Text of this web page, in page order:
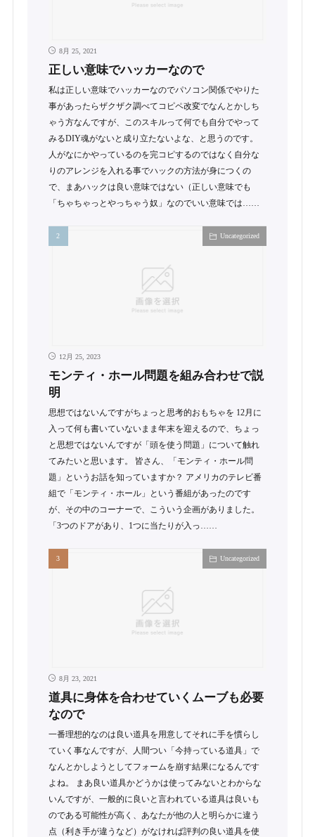
8月 25, 2021
正しい意味でハッカーなので
私は正しい意味でハッカーなのでパソコン関係でやりた
事があったらザクザク調べてコピペ改変でなんとかしち
ゃう方なんですが、このスキルって何でも自分でやって
みるDIY魂がないと成り立たないよな、と思うのです。
人がなにかやっているのを完コピするのではなく自分な
りのアレンジを入れる事でハックの方法が身につくの
で、まあハックは良い意味ではない（正しい意味でも
「ちゃちゃっとやっちゃう奴」なのでいい意味では……
Uncategorized
12月 25, 2023
モンティ・ホール問題を組み合わせで説
明
思想ではないんですがちょっと思考的おもちゃを 12月に
入って何も書いていないまま年末を迎えるので、ちょっ
と思想ではないんですが「頭を使う問題」について触れ
てみたいと思います。 皆さん、「モンティ・ホール問
題」というお話を知っていますか？ アメリカのテレビ番
組で「モンティ・ホール」という番組があったのです
が、その中のコーナーで、こういう企画がありました。
「3つのドアがあり、1つに当たりが入っ……
Uncategorized
8月 23, 2021
道具に身体を合わせていくムーブも必要
なので
一番理想的なのは良い道具を用意してそれに手を慣らし
ていく事なんですが、人間つい「今持っている道具」で
なんとかしようとしてフォームを崩す結果になるんです
よね。 まあ良い道具かどうかは使ってみないとわからな
いんですが、一般的に良いと言われている道具は良いも
のである可能性が高く、あなたが他の人と明らかに違う
点（利き手が違うなど）がなければ評判の良い道具を使